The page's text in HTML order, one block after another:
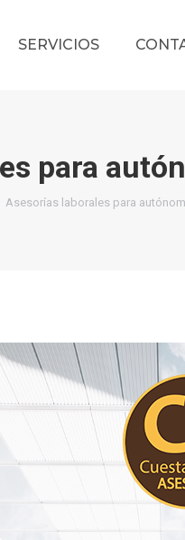
SERVICIOS
para
here:
Asesorías laborales para